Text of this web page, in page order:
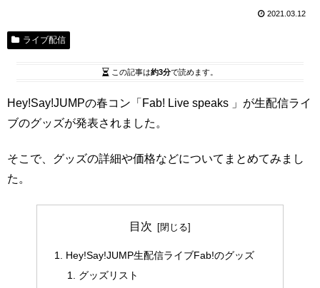
2021.03.12
ライブ配信
この記事は約3分で読めます。
Hey!Say!JUMPの春コン「Fab! Live speaks 」が生配信ライ
ブのグッズが発表されました。
そこで、グッズの詳細や価格などについてまとめてみまし
た。
目次
Hey!Say!JUMP生配信ライブFab!のグッズ
グッズリスト